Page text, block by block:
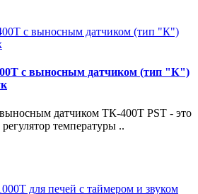
с выносным датчиком (тип "К")
датчиком ТК-400Т PST - это
температуры ..